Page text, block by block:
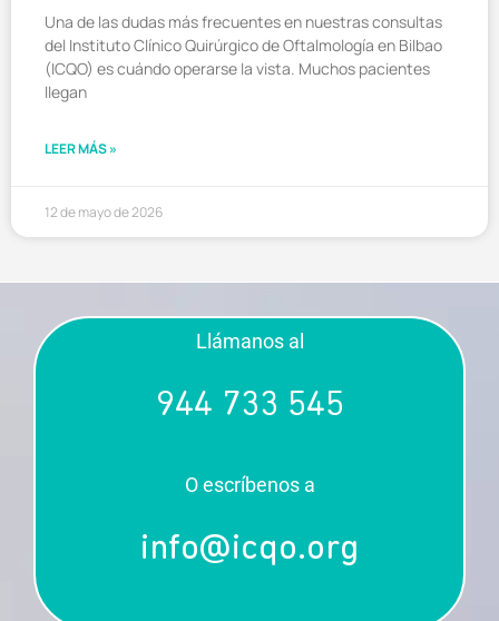
Una de las dudas más frecuentes en nuestras consultas
del Instituto Clínico Quirúrgico de Oftalmología en Bilbao
(ICQO) es cuándo operarse la vista. Muchos pacientes
llegan
LEER MÁS »
12 de mayo de 2026
Llámanos al
944 733 545
O escríbenos a
info@icqo.org